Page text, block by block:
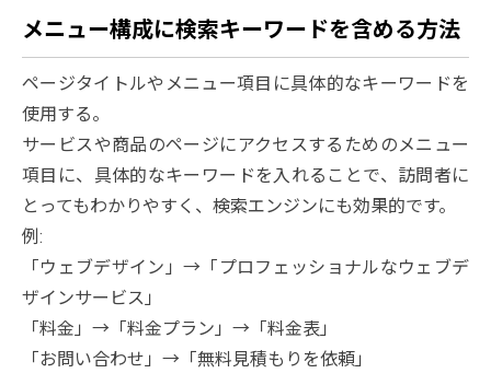
メニュー構成に検索キーワードを含める方法
ページタイトルやメニュー項目に具体的なキーワードを
使用する。
サービスや商品のページにアクセスするためのメニュー
項目に、具体的なキーワードを入れることで、訪問者に
とってもわかりやすく、検索エンジンにも効果的です。
例:
「ウェブデザイン」→「プロフェッショナルなウェブデ
ザインサービス」
「料金」→「料金プラン」→「料金表」
「お問い合わせ」→「無料見積もりを依頼」